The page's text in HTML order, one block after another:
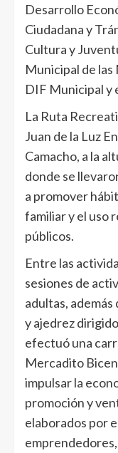
Desarrollo
Ciudadana y
Cultura y
Municipal de las
DIF Municipal y
La Ruta
Juan de la Luz
Camacho, a la
donde se
a promover
familiar y el uso
públicos.
Entre las
sesiones de
adultas,
y ajedrez
efectuó una
Mercadito
impulsar la
promoción y
elaborados por